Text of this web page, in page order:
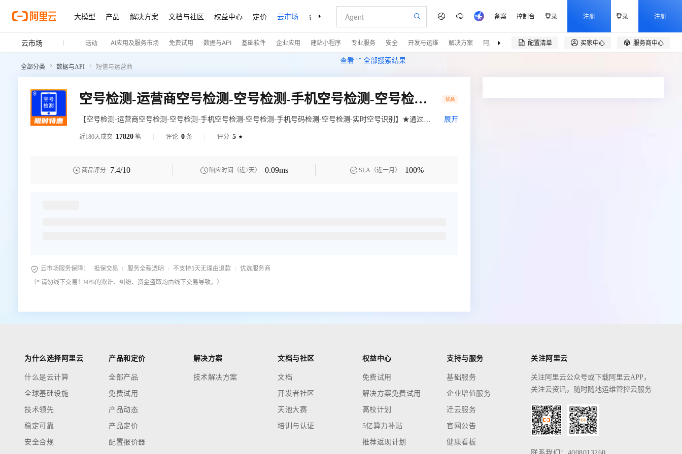
大模型 产品 解决方案 文档与社区 权益中心 定价 云市场 合作伙伴 支持与服务 了解阿里云
查看 “” 全部搜索结果
备案 控制台 登录 注册 登录 注册
云市场 活动 AI应用及服务市场 免费试用 数据与API 基础软件 企业应用 建站小程序 专业服务 安全 开发与运维 解决方案 阿里云精选 伙伴招募
配置清单  买家中心  服务商中心
全部分类 数据与API 短信与运营商
空号检测-运营商空号检测-空号检测-手机空号检测-空号检测-手机号码检测-空号检测-实时空号识别【数链云】 优品
【空号检测-运营商空号检测-空号检测-手机空号检测-空号检测-手机号码检测-空号检测-实时空号识别】★通过手
机号码查询其在网活跃度，返回包括空号、实号、停机、库无、沉默号、风险号等状态。★运营商接口，拒绝缓
展开
近180天成交 17820 笔 评论 0 条 评分 5 
 商品评分 7.4/10  响应时间（近7天） 0.09ms  SLA（近一月） 100%
 云市场服务保障： 担保交易 服务全程透明 不支持5天无理由退款
优选服务商
（* 请勿线下交易！90%的欺诈、纠纷、资金盗取均由线下交易导致。）
为什么选择阿里云
什么是云计算
全球基础设施
技术领先
稳定可靠
安全合规
产品和定价
全部产品
免费试用
产品动态
产品定价
配置报价器
解决方案
技术解决方案
文档与社区
文档
开发者社区
天池大赛
培训与认证
权益中心
免费试用
解决方案免费试用
高校计划
5亿算力补贴
推荐返现计划
支持与服务
基础服务
企业增值服务
迁云服务
官网公告
健康看板
关注阿里云
关注阿里云公众号或下载阿里云APP，
关注云资讯，随时随地运维管控云服务